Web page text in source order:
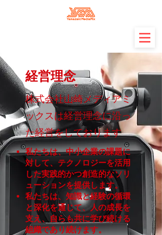
経営理念
株式会社山崎メディアミ
ックスは経営理念に沿っ
た経営をしております
私たちは、中小企業の課題に
対して、テクノロジーを活用
した実践的かつ創造的なソリ
ューションを提供します。
私たちは、知識と経験の循環
と深化を通じて、人の成長を
支え、自らも共に学び続ける
組織であり続けます。